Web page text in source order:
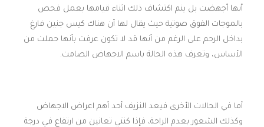
أنها أجهضت بل ينم اكتشاف ذلك اثناء قيامها بعمل فحص
بالموجات الفوق صوتية حيث يقال لها أن هناك كيس جنين فارغ
بداخل الرحم على الرغم من أنها قد لا تكون عرفت بأنها حملت من
الأساس، وتعرف هذه الحالة باسم الاجهاض الصامت.
أما في الحالات الأخرى فيعد النزيف أحد أهم اعراض الاجهاض
وكذلك الشعور بعدم الراحة، فإذا كنتي تعانين من ارتفاع في درجة